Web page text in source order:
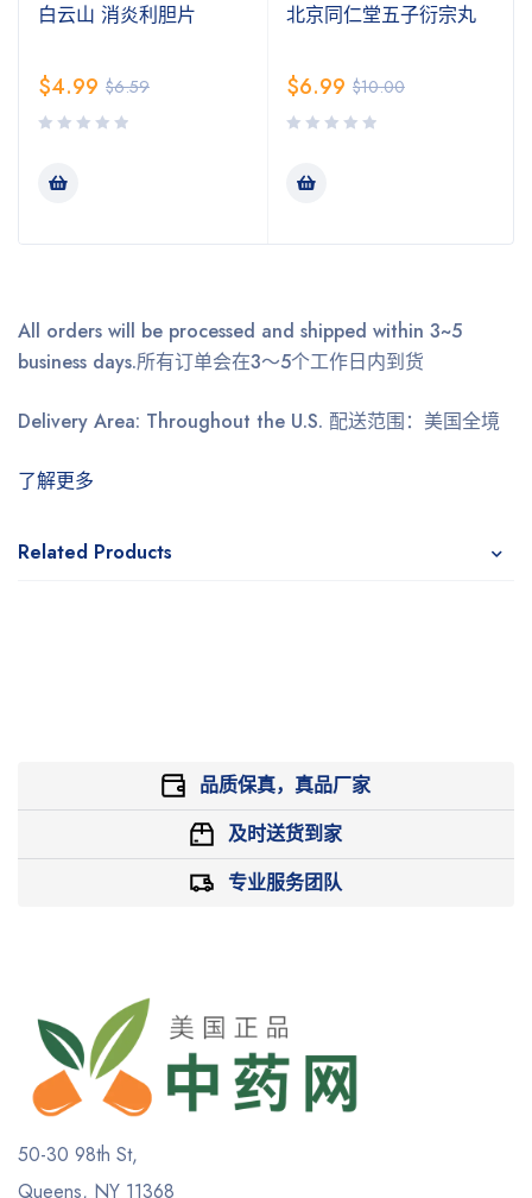
白云山 消炎利胆片
$6.59
$4.99
北京同仁堂五子衍宗丸
$10.00
$6.99
All orders will be processed and shipped within 3~5
business days.所有订单会在3～5个工作日内到货
Delivery Area: Throughout the U.S. 配送范围：美国全境
了解更多
Related Products
品质保真，真品厂家
及时送货到家
专业服务团队
50-30 98th St,
Queens, NY 11368